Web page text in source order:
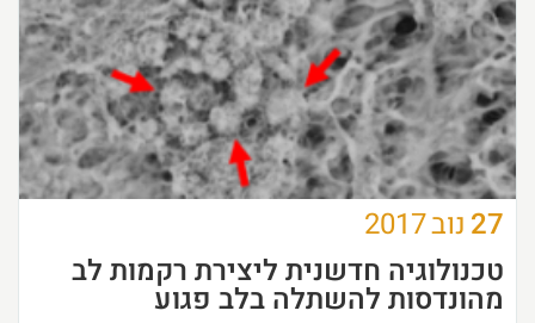
27 נוב2017
טכנולוגיה חדשנית ליצירת רקמות לב
מהונדסות להשתלה בלב פגוע